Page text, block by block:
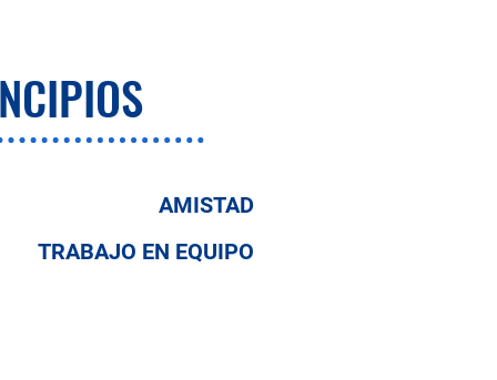
AMISTAD
TRABAJO EN EQUIPO